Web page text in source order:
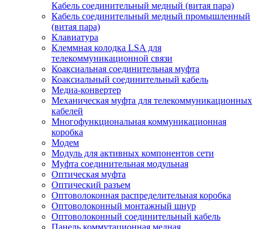
Кабель соединительный медный (витая пара)
Кабель соединительный медный промышленный
(витая пара)
Клавиатура
Клеммная колодка LSA для
телекоммуникационной связи
Коаксиальная соединительная муфта
Коаксиальный соединительный кабель
Медиа-конвертер
Механическая муфта для телекоммуникационных
кабелей
Многофункциональная коммуникационная
коробка
Модем
Модуль для активных компонентов сети
Муфта соединительная модульная
Оптическая муфта
Оптический разъем
Оптоволоконная распределительная коробка
Оптоволоконный монтажный шнур
Оптоволоконный соединительный кабель
Панель коммутационная медная